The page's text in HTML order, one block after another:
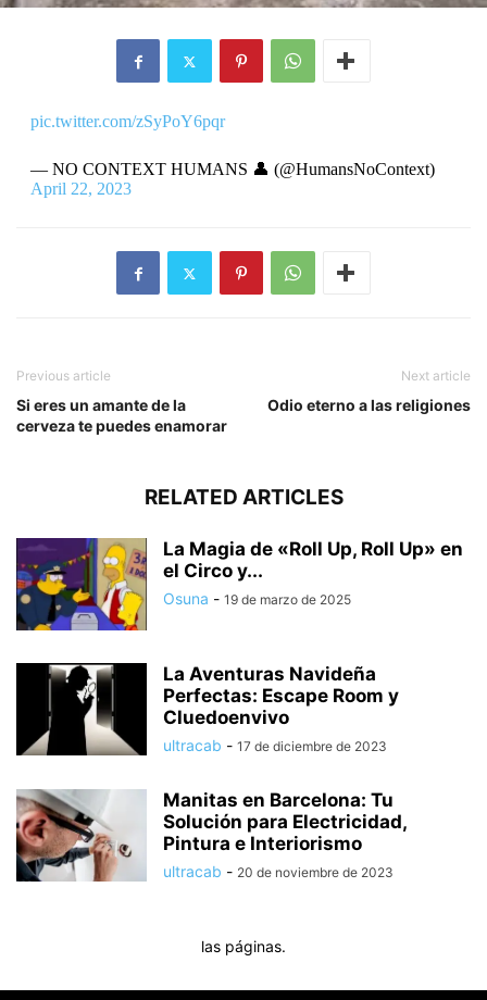
pic.twitter.com/zSyPoY6pqr
— NO CONTEXT HUMANS 👤 (@HumansNoContext)
April 22, 2023
Previous article
Si eres un amante de la
cerveza te puedes enamorar
Next article
Odio eterno a las religiones
RELATED ARTICLES
La Magia de «Roll Up, Roll Up» en
el Circo y...
Osuna - 19 de marzo de 2025
La Aventuras Navideña
Perfectas: Escape Room y
Cluedoenvivo
ultracab - 17 de diciembre de 2023
Manitas en Barcelona: Tu
Solución para Electricidad,
Pintura e Interiorismo
ultracab - 20 de noviembre de 2023
las páginas.